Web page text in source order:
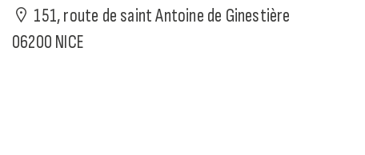
151, route de saint Antoine de Ginestière
06200 NICE